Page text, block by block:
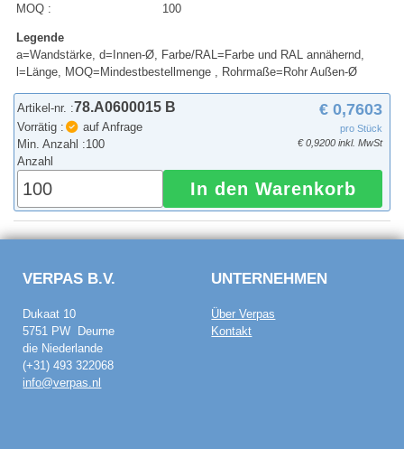
MOQ :
100
Legende
a=Wandstärke, d=Innen-Ø, Farbe/RAL=Farbe und RAL annähernd,
l=Länge, MOQ=Mindestbestellmenge , Rohrmaße=Rohr Außen-Ø
Artikel-nr. :78.A0600015 B
Vorrätig :
auf Anfrage
Min. Anzahl :100
€ 0,7603
pro Stück
€ 0,9200 inkl. MwSt
Anzahl
In den Warenkorb
VERPAS B.V.
Dukaat 10
5751 PW Deurne
die Niederlande
(+31) 493 322068
info@verpas.nl
UNTERNEHMEN
Über Verpas
Kontakt